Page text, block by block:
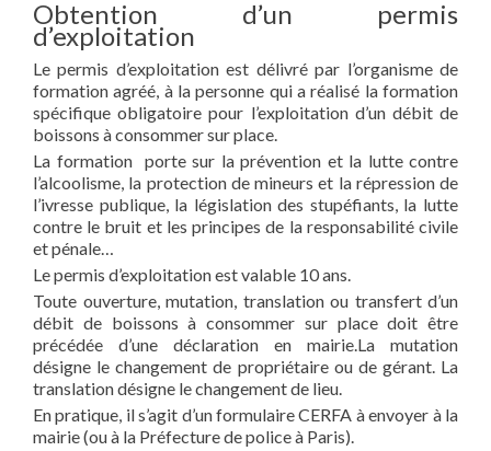
Obtention d’un permis
d’exploitation
Le permis d’exploitation est délivré par l’organisme de
formation agréé, à la personne qui a réalisé la formation
spécifique obligatoire pour l’exploitation d’un débit de
boissons à consommer sur place.
La formation porte sur la prévention et la lutte contre
l’alcoolisme, la protection de mineurs et la répression de
l’ivresse publique, la législation des stupéfiants, la lutte
contre le bruit et les principes de la responsabilité civile
et pénale…
Le permis d’exploitation est valable 10 ans.
Toute ouverture, mutation, translation ou transfert d’un
débit de boissons à consommer sur place doit être
précédée d’une déclaration en mairie.La mutation
désigne le changement de propriétaire ou de gérant. La
translation désigne le changement de lieu.
En pratique, il s’agit d’un formulaire CERFA à envoyer à la
mairie (ou à la Préfecture de police à Paris).